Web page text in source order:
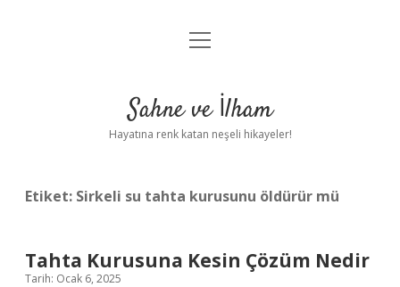
Anasayfa
Yasal Uyarı
menüyü
Sahne ve İlham
Hayatına renk katan neşeli hikayeler!
Etiket: Sirkeli su tahta kurusunu öldürür mü
Tahta Kurusuna Kesin Çözüm Nedir
Tarih: Ocak 6, 2025